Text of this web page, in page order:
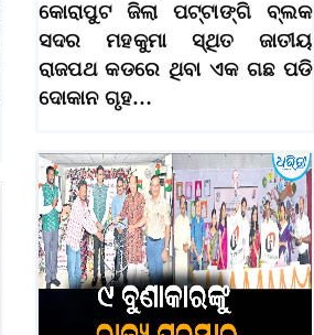
କୋରାପୁଟ ଜିଲା ପଟ୍ଟାଙ୍ଗି ବ୍ଲକ
ସଦର ମହକୁମା ସ୍ଥିତ ଜାତୀୟ
ରାଜପଥ କଡରେ ଥିବା ଏକ ଗଛ ପଡି
ଦୋକାନ ଗୃହ…